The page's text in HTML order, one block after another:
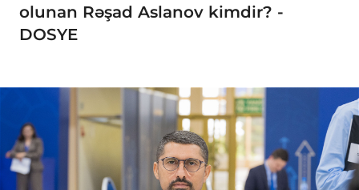
olunan Rəşad Aslanov kimdir? -
DOSYE